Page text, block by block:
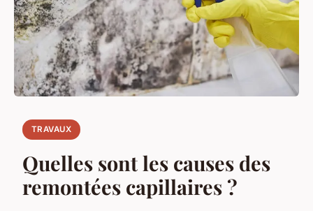
TRAVAUX
Quelles sont les causes des
remontées capillaires ?